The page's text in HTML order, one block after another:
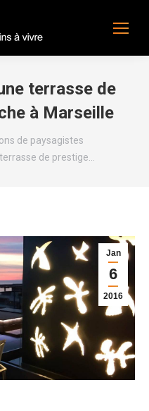
terrasse de
à Marseille
de paysagistes
de prestige…
Jan
6
2016